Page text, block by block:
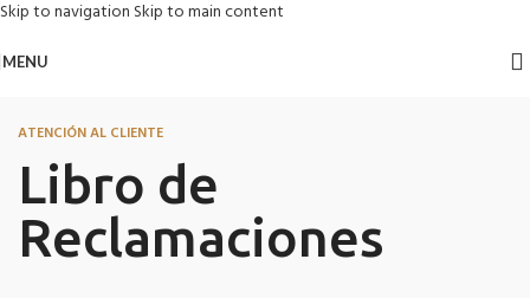
Skip to navigation Skip to main content
MENU
ATENCIÓN AL CLIENTE
Libro de
Reclamaciones